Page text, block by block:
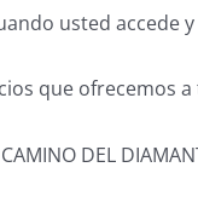
usted accede
que ofrecemos
DEL